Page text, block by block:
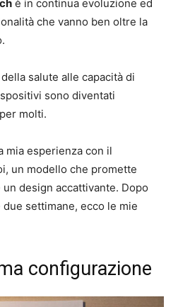
è in continua evoluzione ed
che vanno ben oltre la
salute alle capacità di
sono diventati
molti.
mia esperienza con il
un modello che promette
design accattivante. Dopo
settimane, ecco le mie
configurazione